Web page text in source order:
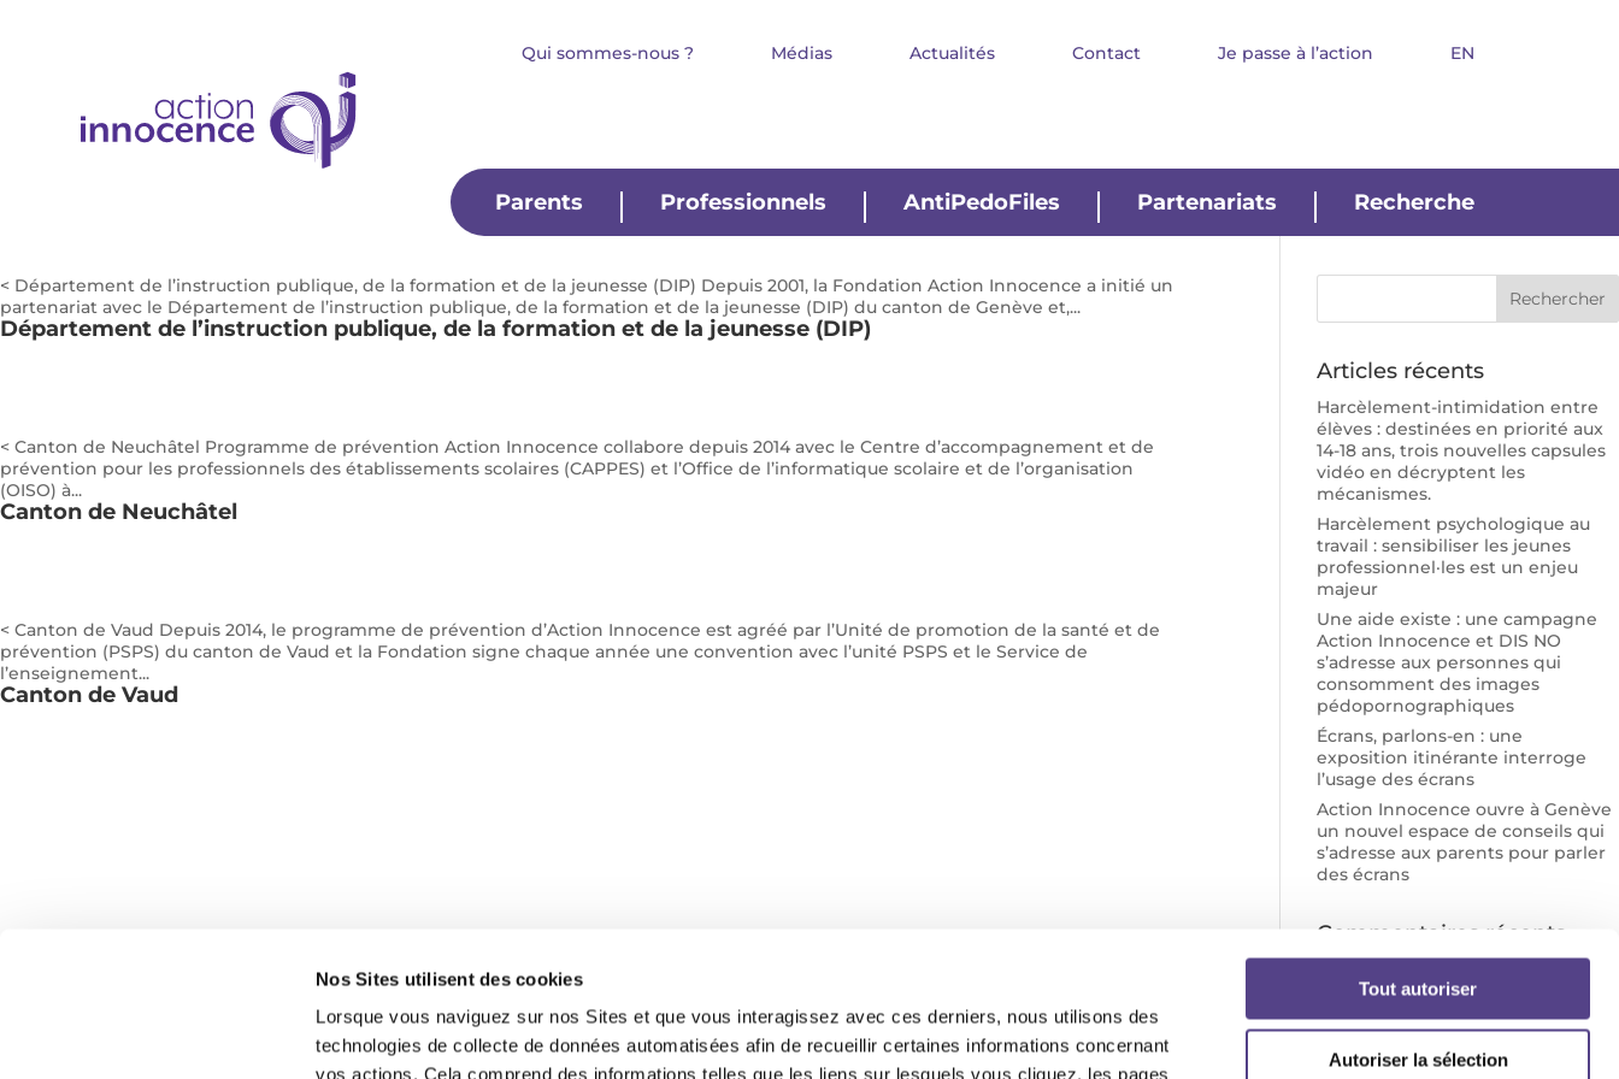
Nos Sites utilisent des cookies
Lorsque vous naviguez sur nos Sites et que vous interagissez avec ces derniers, nous utilisons des
technologies de collecte de données automatisées afin de recueillir certaines informations concernant
vos actions. Cela comprend des informations telles que les liens sur lesquels vous cliquez, les pages
Tout autoriser
Autoriser la sélection
Qui sommes-nous ? Médias Actualités Contact Je passe à l’action EN
Parents Professionnels AntiPedoFiles Partenariats Recherche
Département de l’instruction publique, de la formation et de la jeunesse (DIP)
< Département de l’instruction publique, de la formation et de la jeunesse (DIP) Depuis 2001, la Fondation Action Innocence a initié un
partenariat avec le Département de l’instruction publique, de la formation et de la jeunesse (DIP) du canton de Genève et,...
Canton de Neuchâtel
< Canton de Neuchâtel Programme de prévention Action Innocence collabore depuis 2014 avec le Centre d’accompagnement et de
prévention pour les professionnels des établissements scolaires (CAPPES) et l’Office de l’informatique scolaire et de l’organisation
(OISO) à...
Canton de Vaud
< Canton de Vaud Depuis 2014, le programme de prévention d’Action Innocence est agréé par l’Unité de promotion de la santé et de
prévention (PSPS) du canton de Vaud et la Fondation signe chaque année une convention avec l’unité PSPS et le Service de
l’enseignement...
Articles récents
Harcèlement-intimidation entre
élèves : destinées en priorité aux
14-18 ans, trois nouvelles capsules
vidéo en décryptent les
mécanismes.
Harcèlement psychologique au
travail : sensibiliser les jeunes
professionnel·les est un enjeu
majeur
Une aide existe : une campagne
Action Innocence et DIS NO
s’adresse aux personnes qui
consomment des images
pédopornographiques
Écrans, parlons-en : une
exposition itinérante interroge
l’usage des écrans
Action Innocence ouvre à Genève
un nouvel espace de conseils qui
s’adresse aux parents pour parler
des écrans
Commentaires récents